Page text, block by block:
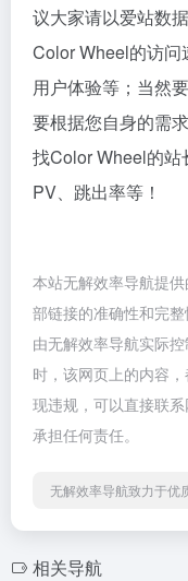
议大家请以爱站数
Color Wheel的访问
用户体验等；当然
要根据您自身的需
找Color Wheel的站
PV、跳出率等！
本站无解效率导航提
部链接的准确性和完
由无解效率导航实际
时，该网页上的内容
现违规，可以直接联
承担任何责任。
无解效率导航致力于优
相关导航